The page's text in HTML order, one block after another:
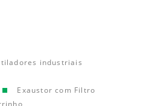
industriais
Exaustor com Filtro